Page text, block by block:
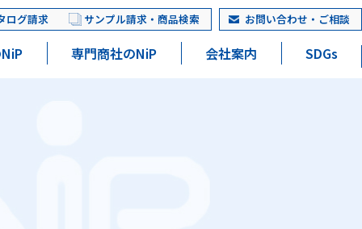
ログ請求 サンプル請求・商品検索 お問い合わせ・ご相談
専門商社のNiP 会社案内 SDGs